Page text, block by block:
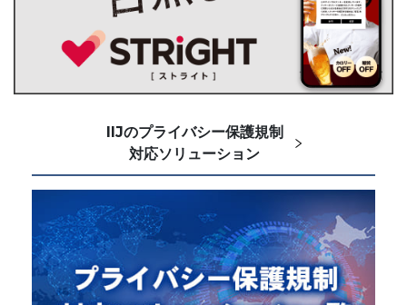
IIJのプライバシー保護規制
対応ソリューション